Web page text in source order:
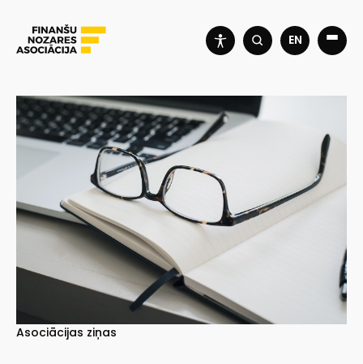
EN
Asociācijas ziņas